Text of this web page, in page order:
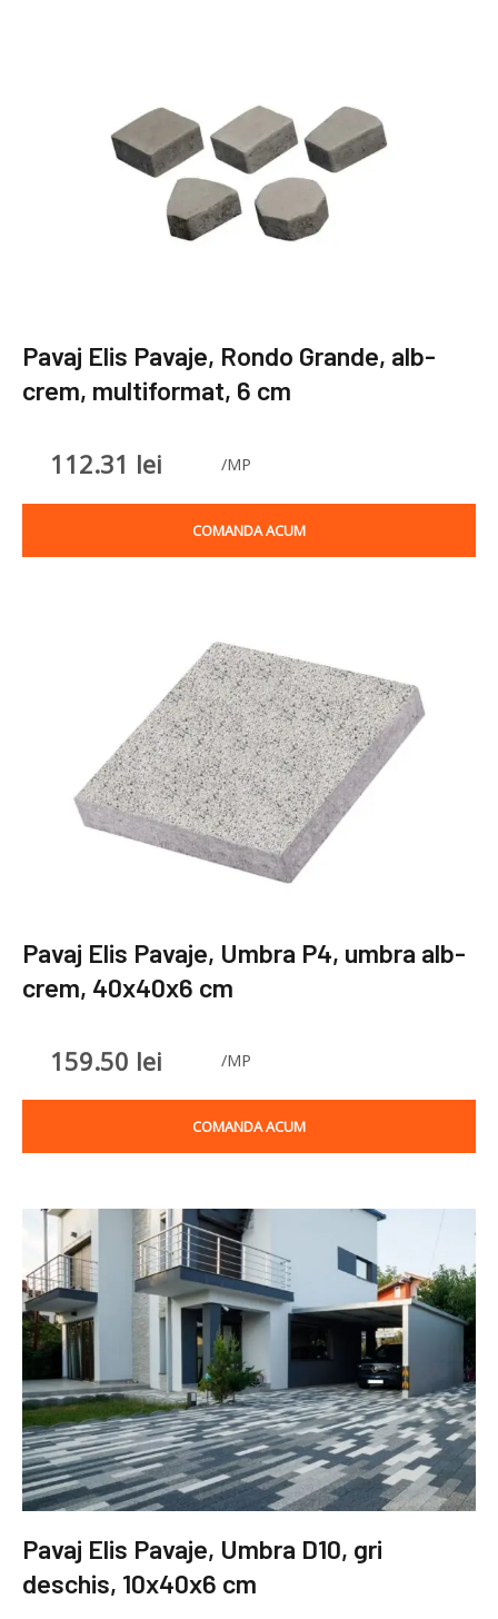
Pavaj Elis Pavaje, Rondo Grande, alb-
crem, multiformat, 6 cm
112.31 lei /MP
COMANDA ACUM
Pavaj Elis Pavaje, Umbra P4, umbra alb-
crem, 40x40x6 cm
159.50 lei /MP
COMANDA ACUM
Pavaj Elis Pavaje, Umbra D10, gri
deschis, 10x40x6 cm